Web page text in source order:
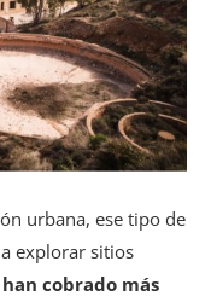
urbana, ese tipo de
explorar sitios
cobrado más